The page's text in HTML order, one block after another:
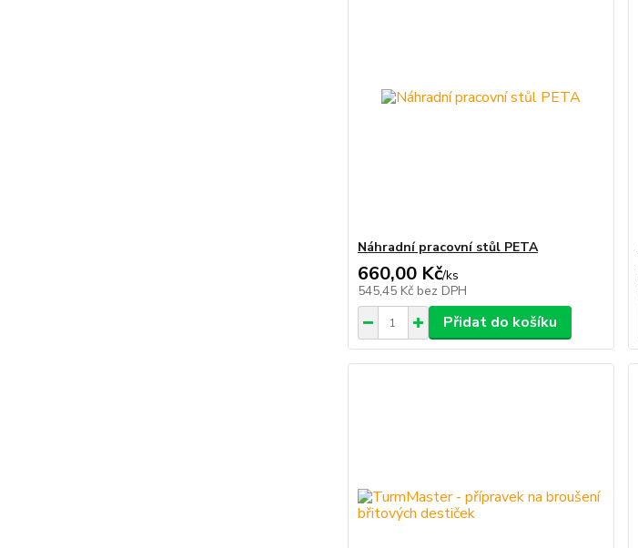
Náhradní pracovní stůl PETA
660,00 Kč/ks
545,45 Kč bez DPH
Přidat do košíku